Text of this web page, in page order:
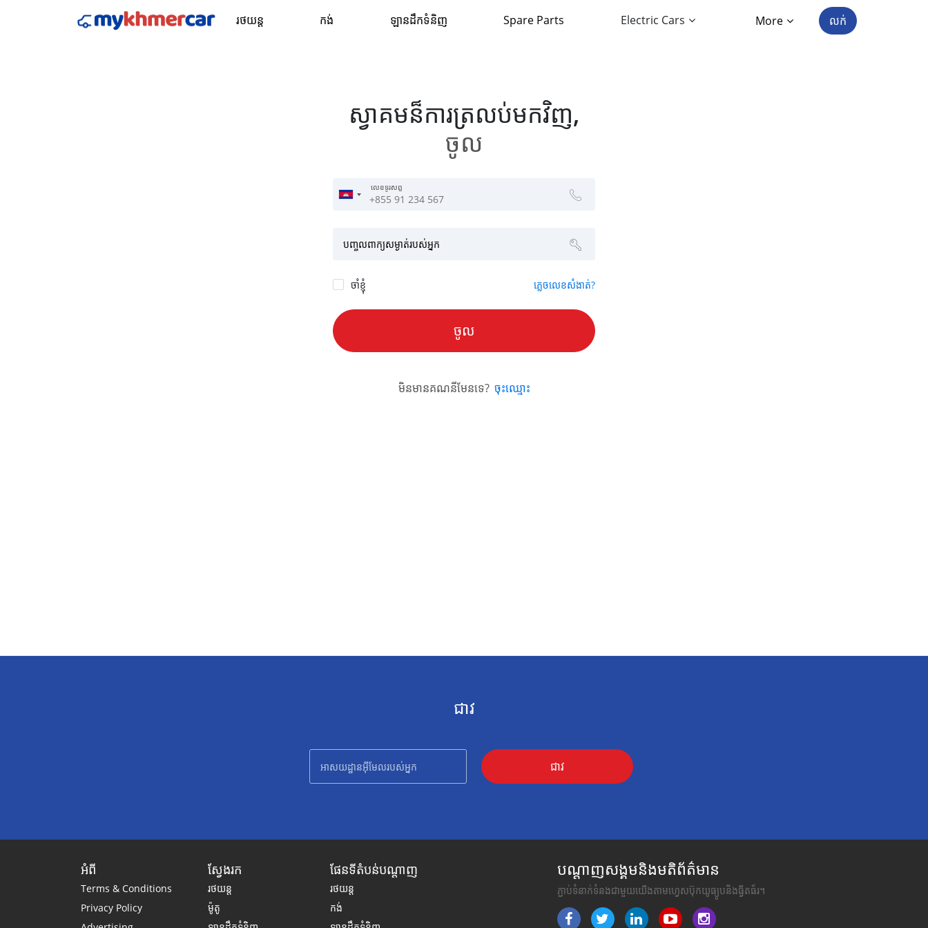
រថយន្ត កង់ ឡានដឹកទំនិញ Spare Parts Electric Cars More លក់
ស្វា​គម​ន៏​ការ​ត្រ​លប់​មក​វិញ,
ចូល
លេខទូរសព្ទ
បញ្ចូលពាក្យសម្ងាត់របស់អ្នក
ចាំខ្ញុំ ភ្លេច​លេខសំងាត់​?
មិនមានគណនីមែនទេ? ចុះ​ឈ្មោះ
ជាវ
ជាវ
អំពី
Terms & Conditions
Privacy Policy
ស្វែងរក
រថយន្ត
ម៉ូតូ
ផែនទីតំបន់បណ្តាញ
រថយន្ត
កង់
បណ្តាញសង្គមនិងមតិព័ត៌មាន
ភ្ជាប់ទំនាក់ទំនងជាមួយយើងតាមហ្វេសប៊ុកយូធ្យូបនិងធ្វីតធ័រ។